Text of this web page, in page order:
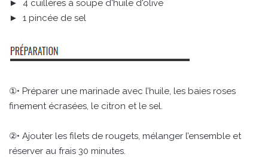
► 4 cuillères à soupe d'huile d'olive
► 1 pincée de sel
①• Préparer une marinade avec l’huile, les baies roses
finement écrasées, le citron et le sel.
②• Ajouter les filets de rougets, mélanger l’ensemble et
réserver au frais 30 minutes.